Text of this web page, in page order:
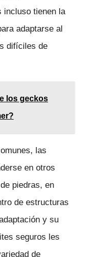
incluso tienen la
adaptarse al
difíciles de
los geckos
las
en otros
piedras, en
de estructuras
y su
seguros les
de